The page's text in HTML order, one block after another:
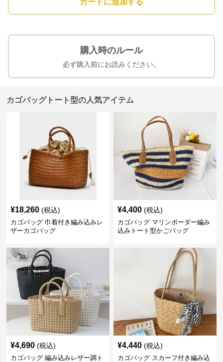
カートに追加する
購入時のルール
必ず購入前にお読みください。
カゴバッグトート型の人気アイテム
¥18,260 (税込)
カゴバッグ 巾着付き編み込みレ
ザーカゴバッグ
¥4,400 (税込)
カゴバッグ マリンボーダー編み
込みトート型かごバッグ
¥4,690 (税込)
カゴバッグ 編み込みレザー調ト
¥4,440 (税込)
カゴバッグ スカーフ付き編み込